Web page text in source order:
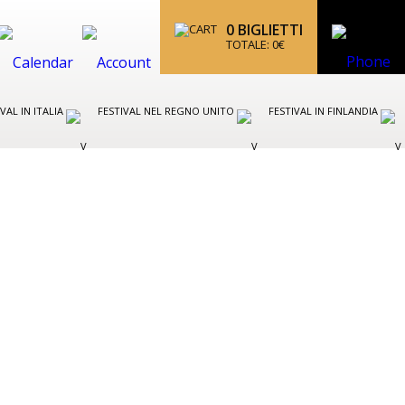
0 BIGLIETTI
TOTALE: 0€
IN ITALIA FESTIVAL NEL REGNO UNITO FESTIVAL IN FINLANDIA